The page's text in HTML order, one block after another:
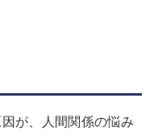
が、人間関係の悩み